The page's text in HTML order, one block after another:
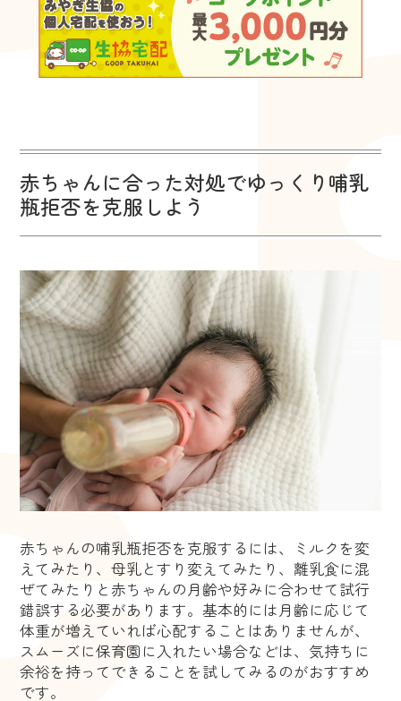
赤ちゃんに合った対処でゆっくり哺乳
瓶拒否を克服しよう
赤ちゃんの哺乳瓶拒否を克服するには、ミルクを変
えてみたり、母乳とすり変えてみたり、離乳食に混
ぜてみたりと赤ちゃんの月齢や好みに合わせて試行
錯誤する必要があります。基本的には月齢に応じて
体重が増えていれば心配することはありませんが、
スムーズに保育園に入れたい場合などは、気持ちに
余裕を持ってできることを試してみるのがおすすめ
です。